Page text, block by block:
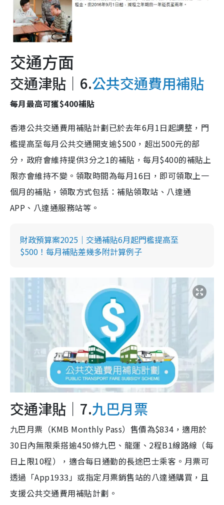
交通方面
交通津貼｜6.公共交通費用補貼
每月最高可獲$400補貼
香港公共交通費用補貼計劃已於去年6月1日起調整，門
檻提高至每月公共交通開支逾$500，超出500元的部
分，政府會維持提供3分之1的補貼，每月$400的補貼上
限亦會維持不變。領取時間為每月16日，即可領取上一
個月的補貼，領取方式包括：補貼領取站、八達通
APP、八達通服務站等。
財政預算案2025｜交通補貼6月起門檻提高至
$500！每月補貼差幾多附計算例子
交通津貼｜7.九巴月票
九巴月票（KMB Monthly Pass）售價為$834，適用於
30日內無限乘搭逾450條九巴、龍運、2程B1線路線（每
日上限10程），適合每日通勤的長途巴士乘客。月票可
透過「App1933」或指定月票銷售站的八達通購買，且
支援公共交通費用補貼計劃。